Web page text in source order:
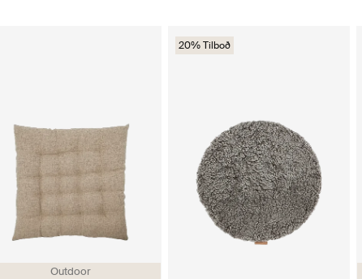
Outdoor
20% Tilboð